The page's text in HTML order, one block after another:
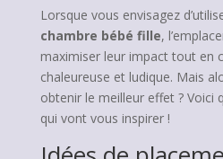
Lorsque vous envisagez
chambre bébé fille,
maximiser leur impact tout en
chaleureuse et ludique. Mais
obtenir le meilleur effet ? Voici
qui vont vous inspirer !